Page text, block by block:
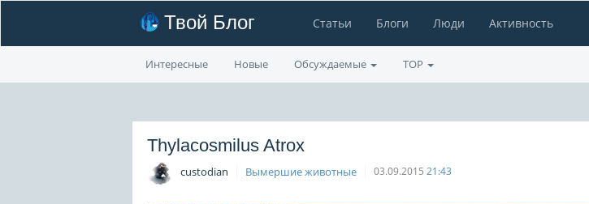
Твой Блог Статьи Блоги Люди Активность
Интересные Новые Обсуждаемые TOP
Thylacosmilus Atrox
custodian Вымершие животные 03.09.2015 21:43